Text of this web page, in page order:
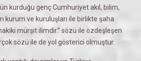
kurduğu genç Cumhuriyet akıl, bilim,
kurum ve kuruluşları ile birlikte şaha
mürşit ilimdir.” sözü ile özdeşleşen
sözü ile de yol gösterici olmuştur.